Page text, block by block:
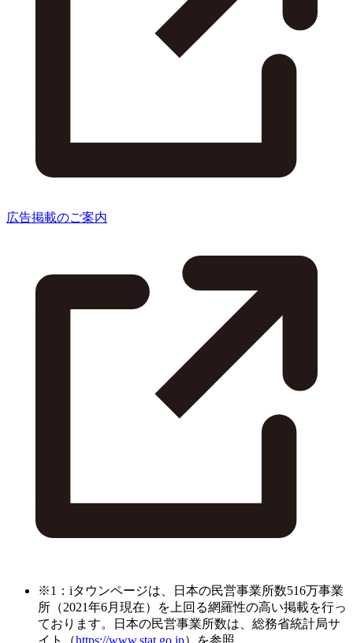
広告掲載のご案内
※1：iタウンページは、日本の民営事業所数516万事業
所（2021年6月現在）を上回る網羅性の高い掲載を行っ
ております。日本の民営事業所数は、総務省統計局サ
イト（https://www.stat.go.jp）を参照